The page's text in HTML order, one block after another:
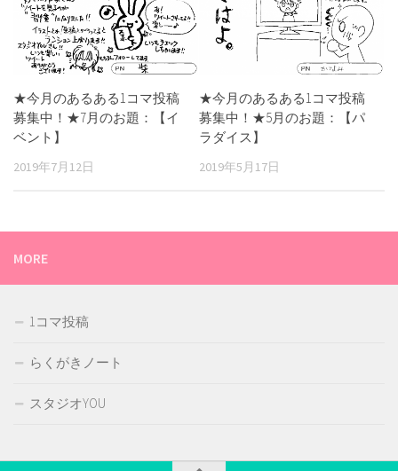
★今月のあるある1コマ投稿
募集中！★7月のお題：【イ
ベント】
2019年7月12日
★今月のあるある1コマ投稿
募集中！★5月のお題：【パ
ラダイス】
2019年5月17日
MORE
1コマ投稿
らくがきノート
スタジオYOU